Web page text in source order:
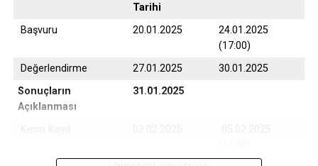
Tarihi
Başvuru 20.01.2025
24.01.2025
(17:00)
Değerlendirme
27.01.2025
30.01.2025
Sonuçların
Açıklanması
31.01.2025